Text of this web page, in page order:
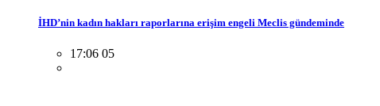
İHD’nin kadın hakları raporlarına erişim engeli Meclis gündeminde
17:06 05